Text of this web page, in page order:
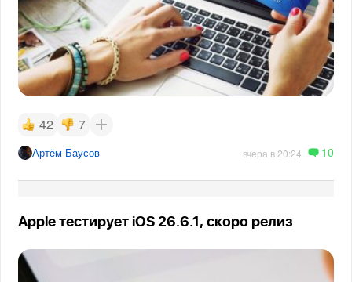
42 7
Артём Баусов вчера в 20:24 10
Apple тестирует iOS 26.6.1, скоро релиз